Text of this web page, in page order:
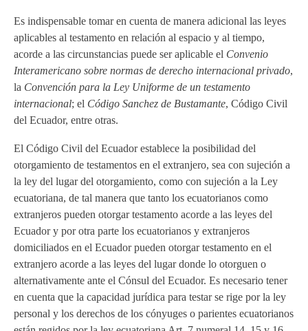
Es indispensable tomar en cuenta de manera adicional las leyes
aplicables al testamento en relación al espacio y al tiempo,
acorde a las circunstancias puede ser aplicable el Convenio
Interamericano sobre normas de derecho internacional privado,
la Convención para la Ley Uniforme de un testamento
internacional; el Código Sanchez de Bustamante, Código Civil
del Ecuador, entre otras.
El Código Civil del Ecuador establece la posibilidad del
otorgamiento de testamentos en el extranjero, sea con sujeción a
la ley del lugar del otorgamiento, como con sujeción a la Ley
ecuatoriana, de tal manera que tanto los ecuatorianos como
extranjeros pueden otorgar testamento acorde a las leyes del
Ecuador y por otra parte los ecuatorianos y extranjeros
domiciliados en el Ecuador pueden otorgar testamento en el
extranjero acorde a las leyes del lugar donde lo otorguen o
alternativamente ante el Cónsul del Ecuador. Es necesario tener
en cuenta que la capacidad jurídica para testar se rige por la ley
personal y los derechos de los cónyuges o parientes ecuatorianos